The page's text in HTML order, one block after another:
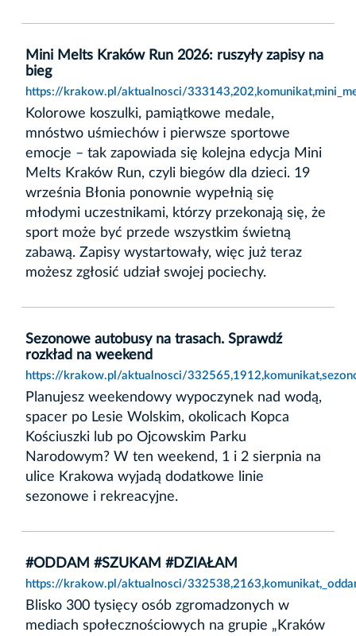
Mini Melts Kraków Run 2026: ruszyły zapisy na
bieg
https://krakow.pl/aktualnosci/
Kolorowe koszulki, pamiątkowe medale,
mnóstwo uśmiechów i pierwsze sportowe
emocje – tak zapowiada się kolejna edycja Mini
Melts Kraków Run, czyli biegów dla dzieci. 19
września Błonia ponownie wypełnią się
młodymi uczestnikami, którzy przekonają się, że
sport może być przede wszystkim świetną
zabawą. Zapisy wystartowały, więc już teraz
możesz zgłosić udział swojej pociechy.
Sezonowe autobusy na trasach. Sprawdź
rozkład na weekend
https://krakow.pl/aktualnosci/
Planujesz weekendowy wypoczynek nad wodą,
spacer po Lesie Wolskim, okolicach Kopca
Kościuszki lub po Ojcowskim Parku
Narodowym? W ten weekend, 1 i 2 sierpnia na
ulice Krakowa wyjadą dodatkowe linie
sezonowe i rekreacyjne.
#ODDAM #SZUKAM #DZIAŁAM
https://krakow.pl/aktualnosci/
Blisko 300 tysięcy osób zgromadzonych w
mediach społecznościowych na grupie „Kraków